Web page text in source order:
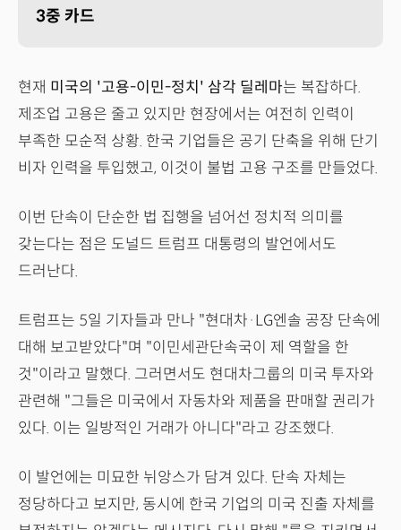
3중 카드
현재 미국의 '고용-이민-정치' 삼각 딜레마는 복잡하다.
제조업 고용은 줄고 있지만 현장에서는 여전히 인력이
부족한 모순적 상황. 한국 기업들은 공기 단축을 위해 단기
비자 인력을 투입했고, 이것이 불법 고용 구조를 만들었다.
이번 단속이 단순한 법 집행을 넘어선 정치적 의미를
갖는다는 점은 도널드 트럼프 대통령의 발언에서도
드러난다.
트럼프는 5일 기자들과 만나 "현대차·LG엔솔 공장 단속에
대해 보고받았다"며 "이민세관단속국이 제 역할을 한
것"이라고 말했다. 그러면서도 현대차그룹의 미국 투자와
관련해 "그들은 미국에서 자동차와 제품을 판매할 권리가
있다. 이는 일방적인 거래가 아니다"라고 강조했다.
이 발언에는 미묘한 뉘앙스가 담겨 있다. 단속 자체는
정당하다고 보지만, 동시에 한국 기업의 미국 진출 자체를